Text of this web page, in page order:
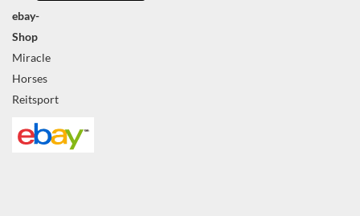
ebay-
Shop
Miracle
Horses
Reitsport